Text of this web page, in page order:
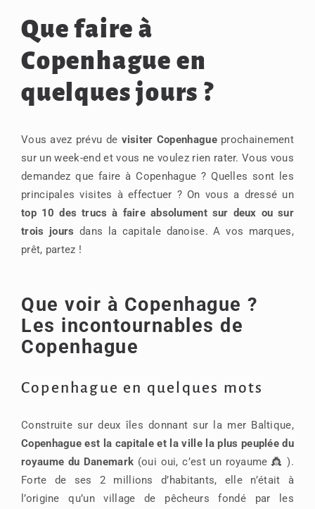
Que faire à
Copenhague en
quelques jours ?
Vous avez prévu de visiter Copenhagueprochainement
sur un week-end et vous ne voulez rien rater. Vous vous
demandez que faire à Copenhague ? Quelles sont les
principales visites à effectuer ? On vous a dressé un
top 10 des trucs à faire absolument sur deux ou sur
trois jours dans la capitale danoise. A vos marques,
prêt, partez !
Que voir à Copenhague ?
Les incontournables de
Copenhague
Copenhague en quelques mots
Construite sur deux îles donnant sur la mer Baltique,
Copenhague est la capitale et la ville la plus peuplée du
royaume du Danemark (oui oui, c’est un royaume 👸 ).
Forte de ses 2 millions d’habitants, elle n’était à
l’origine qu’un village de pêcheurs fondé par les